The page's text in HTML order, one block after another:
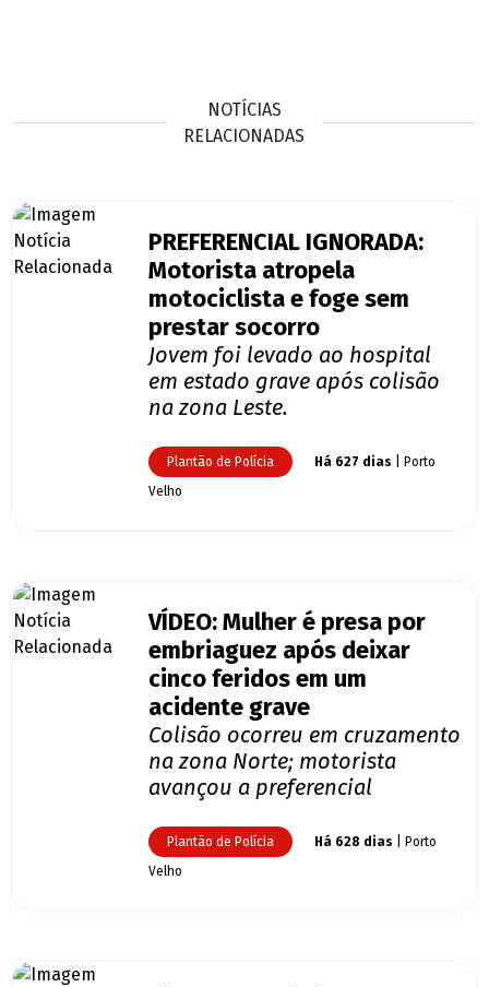
NOTÍCIAS
RELACIONADAS
PREFERENCIAL IGNORADA:
Motorista atropela
motociclista e foge sem
prestar socorro
Jovem foi levado ao hospital
em estado grave após colisão
na zona Leste.
Plantão de Polícia Há 627 dias | Porto
Velho
VÍDEO: Mulher é presa por
embriaguez após deixar
cinco feridos em um
acidente grave
Colisão ocorreu em cruzamento
na zona Norte; motorista
avançou a preferencial
Plantão de Polícia Há 628 dias | Porto
Velho